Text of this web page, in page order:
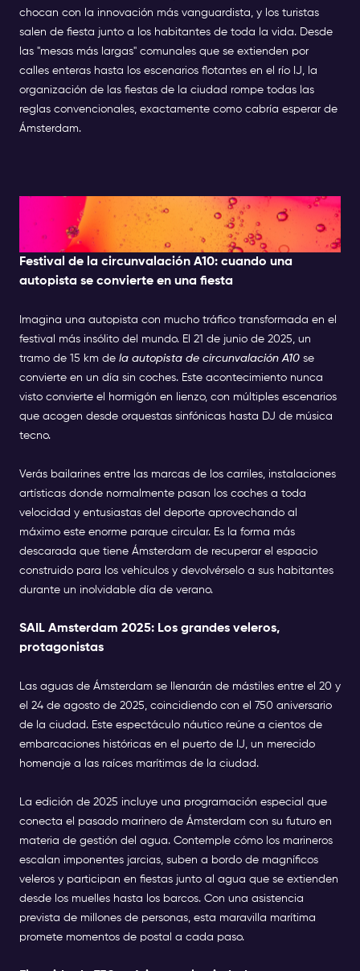
chocan con la innovación más vanguardista, y los turistas
salen de fiesta junto a los habitantes de toda la vida. Desde
las "mesas más largas" comunales que se extienden por
calles enteras hasta los escenarios flotantes en el río IJ, la
organización de las fiestas de la ciudad rompe todas las
reglas convencionales, exactamente como cabría esperar de
Ámsterdam.
Los titulares que no puede
perderse
Festival de la circunvalación A10: cuando una
autopista se convierte en una fiesta
Imagina una autopista con mucho tráfico transformada en el
festival más insólito del mundo. El 21 de junio de 2025, un
tramo de 15 km de la autopista de circunvalación A10 se
convierte en un día sin coches. Este acontecimiento nunca
visto convierte el hormigón en lienzo, con múltiples escenarios
que acogen desde orquestas sinfónicas hasta DJ de música
tecno.
Verás bailarines entre las marcas de los carriles, instalaciones
artísticas donde normalmente pasan los coches a toda
velocidad y entusiastas del deporte aprovechando al
máximo este enorme parque circular. Es la forma más
descarada que tiene Ámsterdam de recuperar el espacio
construido para los vehículos y devolvérselo a sus habitantes
durante un inolvidable día de verano.
SAIL Amsterdam 2025: Los grandes veleros,
protagonistas
Las aguas de Ámsterdam se llenarán de mástiles entre el 20 y
el 24 de agosto de 2025, coincidiendo con el 750 aniversario
de la ciudad. Este espectáculo náutico reúne a cientos de
embarcaciones históricas en el puerto de IJ, un merecido
homenaje a las raíces marítimas de la ciudad.
La edición de 2025 incluye una programación especial que
conecta el pasado marinero de Ámsterdam con su futuro en
materia de gestión del agua. Contemple cómo los marineros
escalan imponentes jarcias, suben a bordo de magníficos
veleros y participan en fiestas junto al agua que se extienden
desde los muelles hasta los barcos. Con una asistencia
prevista de millones de personas, esta maravilla marítima
promete momentos de postal a cada paso.